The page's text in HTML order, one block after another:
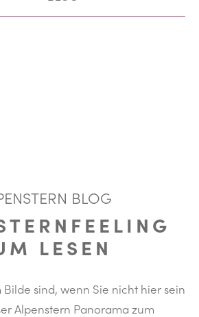
BLOG
LESEN
sind, wenn Sie nicht hier sein
Alpenstern Panorama zum